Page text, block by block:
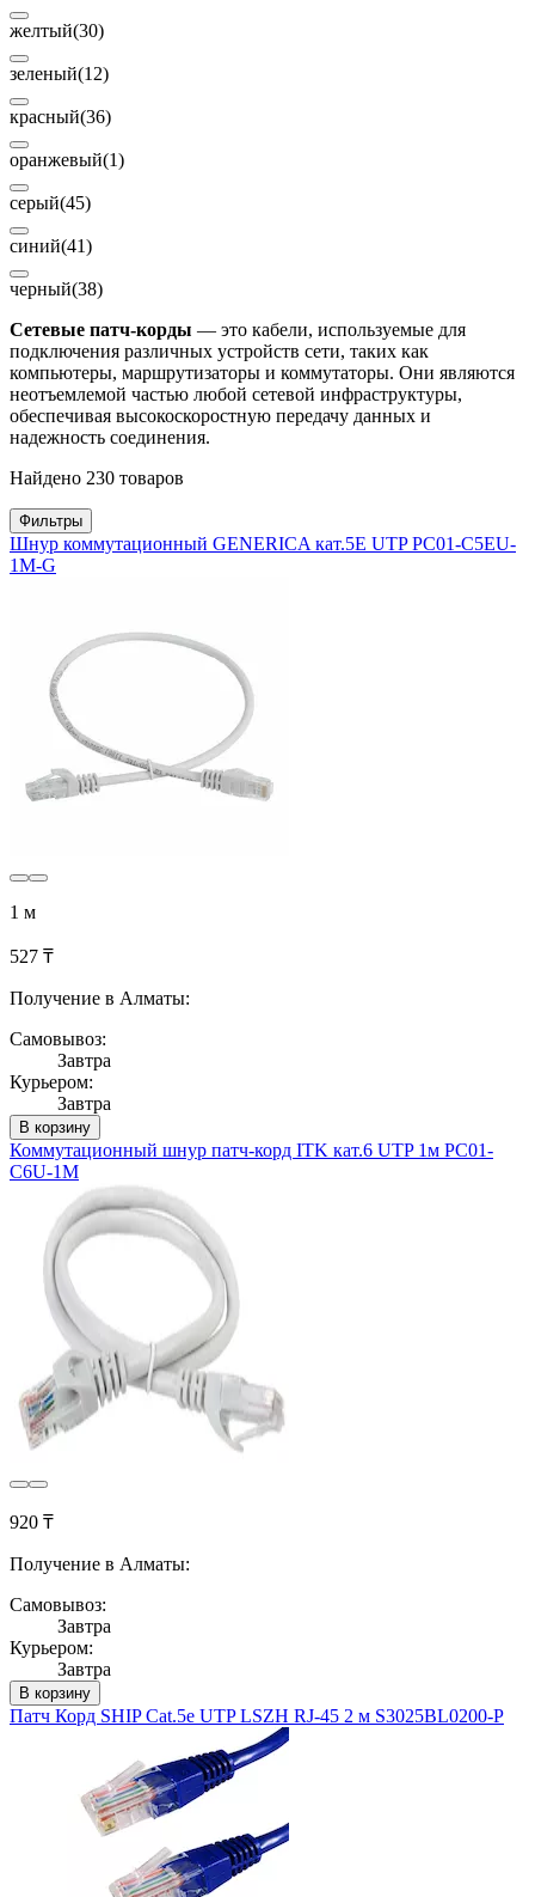
желтый(30)
зеленый(12)
красный(36)
оранжевый(1)
серый(45)
синий(41)
черный(38)
Сетевые патч-корды — это кабели, используемые для
подключения различных устройств сети, таких как
компьютеры, маршрутизаторы и коммутаторы. Они являются
неотъемлемой частью любой сетевой инфраструктуры,
обеспечивая высокоскоростную передачу данных и
надежность соединения.
Найдено 230 товаров
Фильтры
Шнур коммутационный GENERICA кат.5Е UTP PC01-C5EU-
1M-G
1 м
527 ₸
Получение в Алматы:
Самовывоз:
Завтра
Курьером:
Завтра
В корзину
Коммутационный шнур патч-корд ITK кат.6 UTP 1м PC01-
C6U-1M
920 ₸
Получение в Алматы:
Самовывоз:
Завтра
Курьером:
Завтра
В корзину
Патч Корд SHIP Cat.5e UTP LSZH RJ-45 2 м S3025BL0200-P